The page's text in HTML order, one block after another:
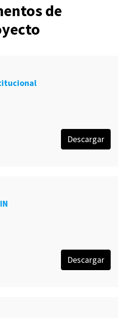
de
Descargar
Descargar